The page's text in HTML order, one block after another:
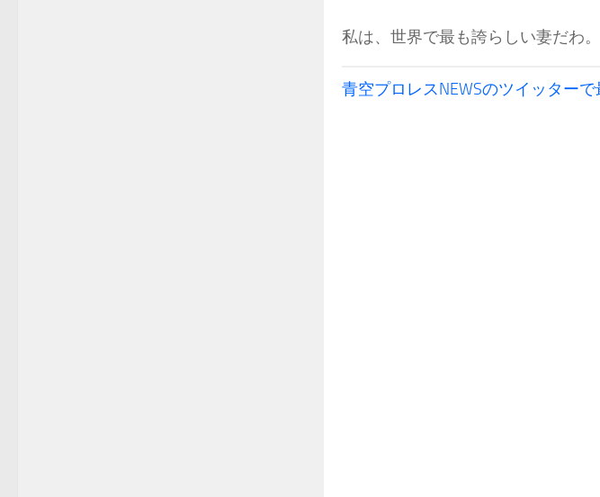
私は、世界で最も誇らしい妻だわ。
青空プロレスNEWSのツイッター